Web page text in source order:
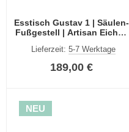
Esstisch Gustav 1 | Säulen-
Fußgestell | Artisan Eiche /
Lieferzeit: 5-7 Werktage
189,00 €
NEU